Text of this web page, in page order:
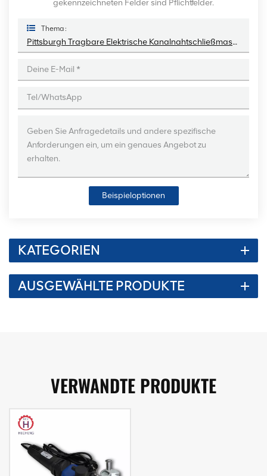
gekennzeichneten Felder sind Pflichtfelder.
Thema :
Pittsburgh Tragbare Elektrische Kanalnahtschließmaschine
Beispieloptionen
KATEGORIEN
AUSGEWÄHLTE PRODUKTE
VERWANDTE PRODUKTE